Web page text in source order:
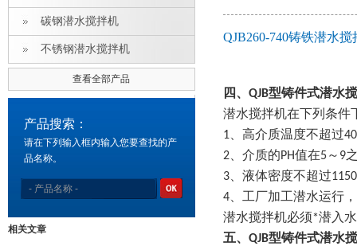
碳钢潜水搅拌机
不锈钢潜水搅拌机
查看全部产品
产品搜索：
请在下列输入框内输入您要查找的产
品名称。
相关文章
QJB260-740铸铁潜水
四、QJB型铸件式潜水
潜水搅拌机在下列条件
1、 高介质温度不超过
2、介质的PH值在5～9
3、液体密度不超过
4、工厂加工潜水运行
潜水搅拌机必须*潜入
五、QJB型铸件式潜水